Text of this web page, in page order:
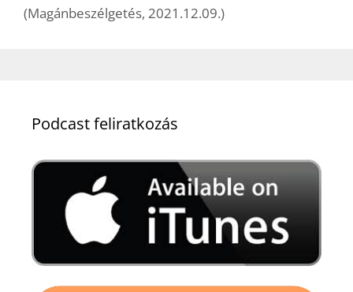
(Magánbeszélgetés, 2021.12.09.)
Podcast feliratkozás